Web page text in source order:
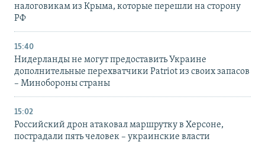
налоговикам из Крыма, которые перешли на сторону
РФ
15:40
Нидерланды не могут предоставить Украине
дополнительные перехватчики Patriot из своих запасов
– Минобороны страны
15:02
Российский дрон атаковал маршрутку в Херсоне,
пострадали пять человек – украинские власти